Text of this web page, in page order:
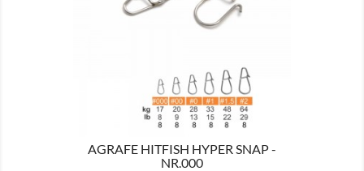
AGRAFE HITFISH HYPER SNAP -
NR.000